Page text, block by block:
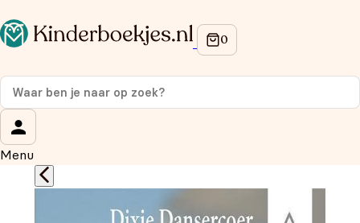
Menu
Op de hoogte blijven van onze acties?
Meld je aan voor onze nieuwsbrief en ontvang
korting
Wat is je voornaam?
Wat is je e-mailadres?*